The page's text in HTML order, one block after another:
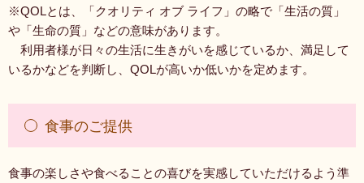
※QOLとは、「クオリティ オブ ライフ」の略で「生活の質」
や「生命の質」などの意味があります。
利用者様が日々の生活に生きがいを感じているか、満足して
いるかなどを判断し、QOLが高いか低いかを定めます。
食事のご提供
食事の楽しさや食べることの喜びを実感していただけるよう準